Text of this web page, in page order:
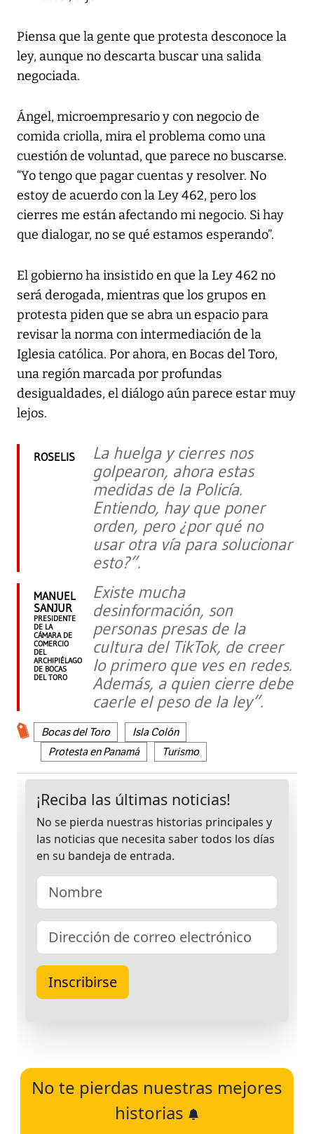
Piensa que la gente que protesta desconoce la
ley, aunque no descarta buscar una salida
negociada.
Ángel, microempresario y con negocio de
comida criolla, mira el problema como una
cuestión de voluntad, que parece no buscarse.
“Yo tengo que pagar cuentas y resolver. No
estoy de acuerdo con la Ley 462, pero los
cierres me están afectando mi negocio. Si hay
que dialogar, no se qué estamos esperando”.
El gobierno ha insistido en que la Ley 462 no
será derogada, mientras que los grupos en
protesta piden que se abra un espacio para
revisar la norma con intermediación de la
Iglesia católica. Por ahora, en Bocas del Toro,
una región marcada por profundas
desigualdades, el diálogo aún parece estar muy
lejos.
ROSELIS
La huelga y cierres nos
golpearon, ahora estas
medidas de la Policía.
Entiendo, hay que poner
orden, pero ¿por qué no
usar otra vía para solucionar
esto?”.
MANUEL
SANJUR
PRESIDENTE
DE LA
CÁMARA DE
COMERCIO
DEL
ARCHIPIÉLAGO
DE BOCAS
DEL TORO
Existe mucha
desinformación, son
personas presas de la
cultura del TikTok, de creer
lo primero que ves en redes.
Además, a quien cierre debe
caerle el peso de la ley”.
Bocas del Toro
Isla Colón
Protesta en Panamá
Turismo
No te pierdas nuestras mejores
historias